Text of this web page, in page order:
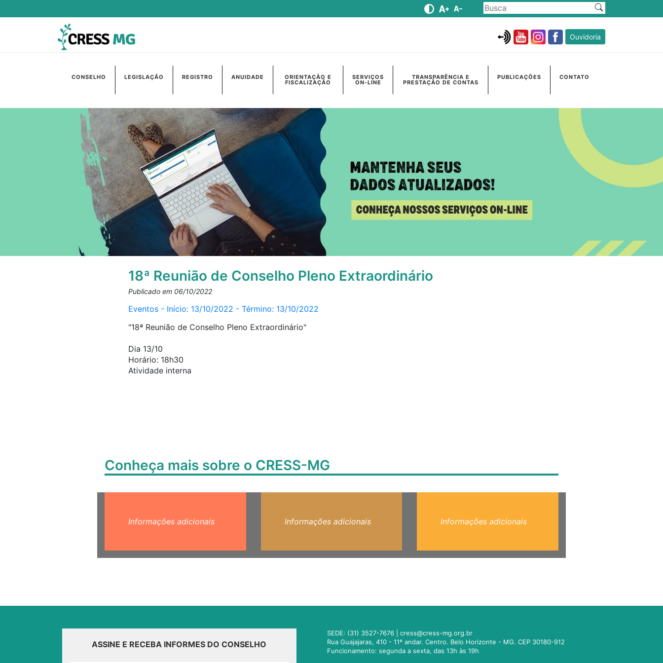
Ouvidoria
CONSELHO LEGISLAÇÃO REGISTRO ANUIDADE ORIENTAÇÃO E
FISCALIZAÇÃO
SERVIÇOS
ON-LINE
TRANSPARÊNCIA E
PRESTAÇÃO DE CONTAS
PUBLICAÇÕES CONTATO
18ª Reunião de Conselho Pleno Extraordinário
Publicado em 06/10/2022
Eventos - Início: 13/10/2022 - Término: 13/10/2022
"18ª Reunião de Conselho Pleno Extraordinário"
Dia 13/10
Horário: 18h30
Atividade interna
Conheça mais sobre o CRESS-MG
Informações adicionais Informações adicionais Informações adicionais
ASSINE E RECEBA INFORMES DO CONSELHO
SEDE: (31) 3527-7676 |cress@cress-mg.org.br
Rua Guajajaras, 410 - 11º andar. Centro. Belo Horizonte - MG. CEP 30180-912
Funcionamento: segunda a sexta, das 13h às 19h